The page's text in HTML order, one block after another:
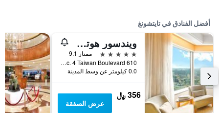
أفضل الفنادق في تايتشونغ
ويندسور هوتل تايتشونج
5 نجوم
ممتاز 9.1
610 Sec. 4 Taiwan Boulevard, تايتشونغ, تايوان
0.0 كيلومتر عن وسط المدينة
356 ﷼
عرض الصفقة